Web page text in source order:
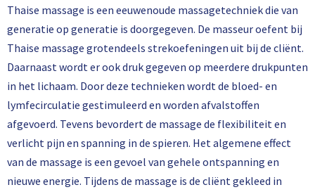
Thaise massage is een eeuwenoude massagetechniek die van
generatie op generatie is doorgegeven. De masseur oefent bij
Thaise massage grotendeels strekoefeningen uit bij de cliënt.
Daarnaast wordt er ook druk gegeven op meerdere drukpunten
in het lichaam. Door deze technieken wordt de bloed- en
lymfecirculatie gestimuleerd en worden afvalstoffen
afgevoerd. Tevens bevordert de massage de flexibiliteit en
verlicht pijn en spanning in de spieren. Het algemene effect
van de massage is een gevoel van gehele ontspanning en
nieuwe energie. Tijdens de massage is de cliënt gekleed in